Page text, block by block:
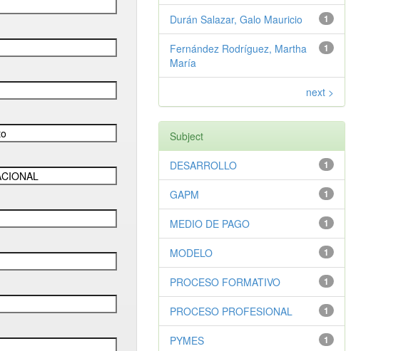
1
Durán Salazar, Galo Mauricio
1
Fernández Rodríguez, Martha
María
next >
Subject
1
DESARROLLO
1
GAPM
1
MEDIO DE PAGO
1
MODELO
1
PROCESO FORMATIVO
1
PROCESO PROFESIONAL
1
PYMES